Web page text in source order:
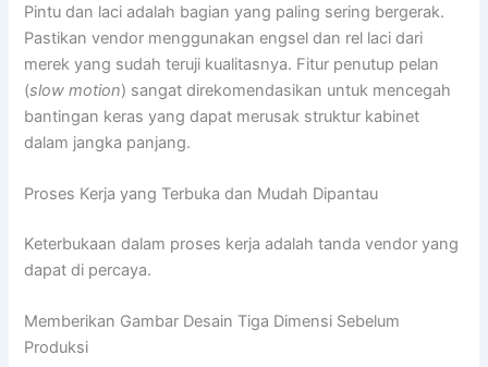
Pintu dan laci adalah bagian yang paling sering bergerak.
Pastikan vendor menggunakan engsel dan rel laci dari
merek yang sudah teruji kualitasnya. Fitur penutup pelan
(slow motion) sangat direkomendasikan untuk mencegah
bantingan keras yang dapat merusak struktur kabinet
dalam jangka panjang.
Proses Kerja yang Terbuka dan Mudah Dipantau
Keterbukaan dalam proses kerja adalah tanda vendor yang
dapat di percaya.
Memberikan Gambar Desain Tiga Dimensi Sebelum
Produksi